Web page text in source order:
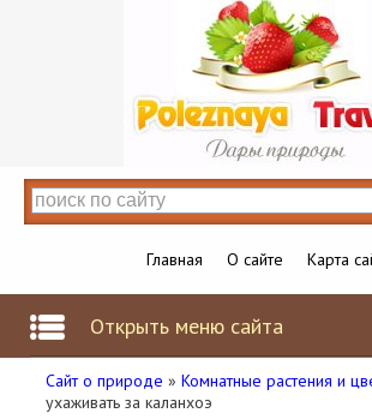
Главная О сайте Карта
Открыть меню сайта
Сайт о природе » Комнатные растения и
ухаживать за каланхоэ